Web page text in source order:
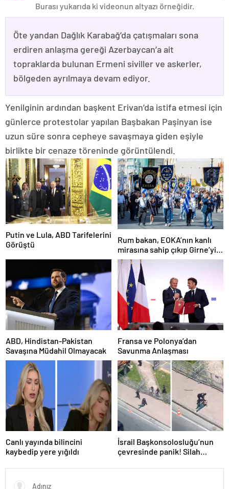
Burası yukarıda ki videonun altyazı örneğidir.
Öte yandan Dağlık Karabağ’da çatışmaları sona
erdiren anlaşma gereği Azerbaycan’a ait
topraklarda bulunan Ermeni siviller ve askerler,
bölgeden ayrılmaya devam ediyor.
Yenilginin ardından başkent Erivan’da istifa etmesi için
günlerce protestolar yapılan Başbakan Paşinyan ise
uzun süre sonra cepheye savaşmaya giden eşiyle
birlikte bir cenaze töreninde görüntülendi.
Putin ve Lula, ABD Tarifelerini
Görüştü
Rum bakan, EOKA’nın kanlı
mirasına sahip çıkıp Girne’yi
hedef gösterdi
ABD, Hindistan-Pakistan
Savaşına Müdahil Olmayacak
Fransa ve Polonya’dan
Savunma Anlaşması
Canlı yayında bilincini
kaybedip yere yığıldı
İsrail Başkonsolosluğu’nun
çevresinde panik! Silah
açıklama geldi